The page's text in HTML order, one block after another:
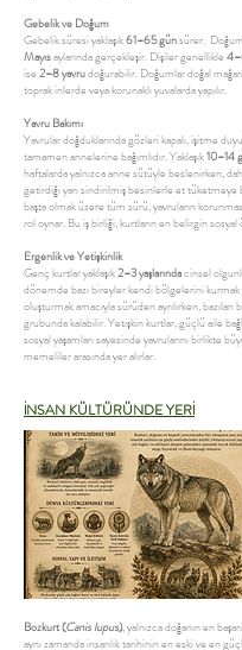
Gebelik ve Doğum
Gebelik süresi yaklaşık61–65 günsürer.
Mayısaylarında gerçekleşir. Dişiler genellikle
ise 2–8 yavrudoğurabilir. Doğumlar doğal
toprak inlerde veya korunaklı yuvalarda yapılır.
Yavru Bakımı
Yavrular doğduklarında gözleri kapalı, işitme
tamamen annelerine bağımlıdır. Yaklaşık10–14
haftalarda yalnızca anne sütüyle beslenirken,
getirdiği yarı sindirilmiş besinlerle et tüketmeye
başta olmak üzere tüm sürü, yavruların
rol oynar. Bu iş birliği, kurtların en belirgin
Ergenlik ve Yetişkinlik
Genç kurtlar yaklaşık2–3 yaşlarındacinsel
dönemde bazı bireyler kendi bölgelerini kurmak
oluşturmak amacıyla sürüden ayrılırken, bazıları
grubunda kalabilir. Yetişkin kurtlar, güçlü aile
sosyal yaşamları sayesinde yavrularını birlikte
memeliler arasında yer alırlar.
İNSAN KÜLTÜRÜNDE YERİ
Bozkurt (Canis lupus), yalnızca doğanın en
aynı zamanda insanlık tarihinin en eski ve en